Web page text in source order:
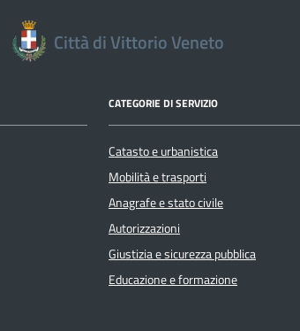
Città di Vittorio Veneto
CATEGORIE DI SERVIZIO
Catasto e urbanistica
Mobilità e trasporti
Anagrafe e stato civile
Autorizzazioni
Giustizia e sicurezza pubblica
Educazione e formazione